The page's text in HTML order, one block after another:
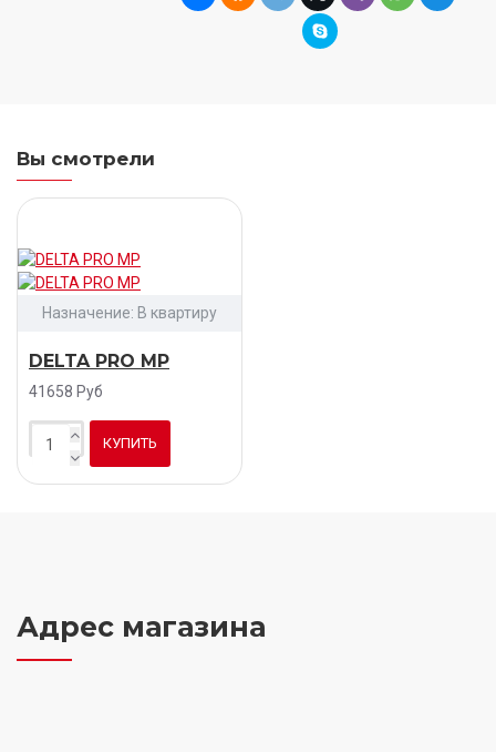
Вы смотрели
Назначение: В квартиру
DELTA PRO MP
41658 Руб
КУПИТЬ
Адрес магазина